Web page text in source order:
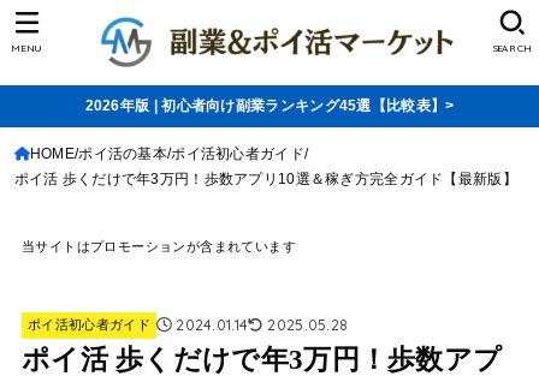
SEARCH
MENU
2026年版 | 初心者向け副業ランキング45選【比較表】>
HOME ポイ活の基本 ポイ活初心者ガイド
ポイ活 歩くだけで年3万円！歩数アプリ10選＆稼ぎ方完全ガイド【最新版】
当サイトはプロモーションが含まれています
ポイ活初心者ガイド 2024.01.14 2025.05.28
ポイ活 歩くだけで年3万円！歩数アプ